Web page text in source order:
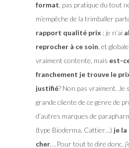
format , pas pratique du tout
m’empêche de la trimballer
rapport qualité prix : je n’ai
reprocher à ce soin , et
vraiment contente, mais est-
franchement je trouve le
justifié? Non pas vraiment. Je
grande cliente de ce genre de
d’autres marques de
(type Bioderma, Cattier…) je
cher….Pour tout te dire donc,